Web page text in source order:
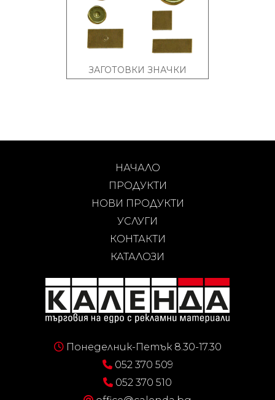
ЗАГОТОВКИ ЗНАЧКИ
НАЧАЛО
ПРОДУКТИ
НОВИ ПРОДУКТИ
УСЛУГИ
КОНТАКТИ
КАТАЛОЗИ
Понеделник-Петък 8.30-17.30
052 370 509
052 370 510